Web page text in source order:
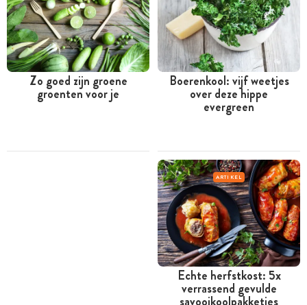
Zo goed zijn groene
groenten voor je
Boerenkool: vijf weetjes
over deze hippe
evergreen
ARTIKEL
Echte herfstkost: 5x
verrassend gevulde